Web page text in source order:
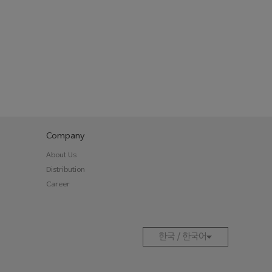
Company
About Us
Distribution
Career
한국 / 한국어